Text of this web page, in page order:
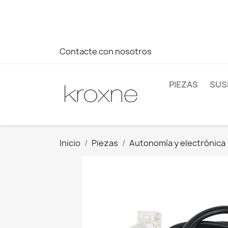
Contacte con nosotros
PIEZAS
Inicio Piezas Autonomía y electrónica